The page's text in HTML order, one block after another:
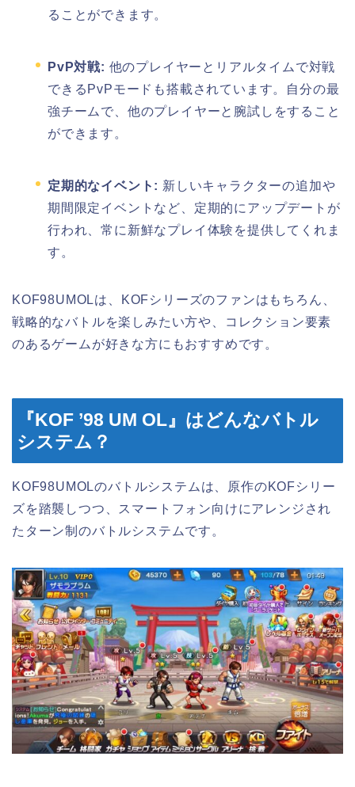
ることができます。
PvP対戦: 他のプレイヤーとリアルタイムで対戦
できるPvPモードも搭載されています。自分の最
強チームで、他のプレイヤーと腕試しをすること
ができます。
定期的なイベント: 新しいキャラクターの追加や
期間限定イベントなど、定期的にアップデートが
行われ、常に新鮮なプレイ体験を提供してくれま
す。
KOF98UMOLは、KOFシリーズのファンはもちろん、
戦略的なバトルを楽しみたい方や、コレクション要素
のあるゲームが好きな方にもおすすめです。
『KOF ’98 UM OL』はどんなバトル
システム？
KOF98UMOLのバトルシステムは、原作のKOFシリー
ズを踏襲しつつ、スマートフォン向けにアレンジされ
たターン制のバトルシステムです。